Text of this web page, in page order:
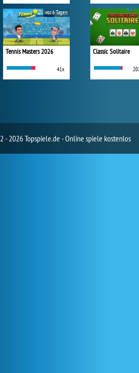
Tennis Masters 2026
41x
vor 6 Tagen
Classic Solitaire
- 2026 Topspiele.de - Online spiele kostenlos